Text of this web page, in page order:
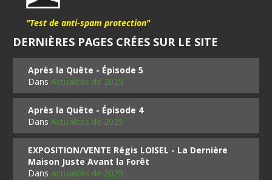
"Test de anti-spam protection"
DERNIÈRES PAGES CRÉES SUR LE SITE
Après la Quête - Épisode 5
DansActualités de 2025
Après la Quête - Épisode 4
DansActualités de 2025
EXPOSITION/VENTE Régis LOISEL - La Dernière
Maison Juste Avant la Forêt
DansActualités de 2025